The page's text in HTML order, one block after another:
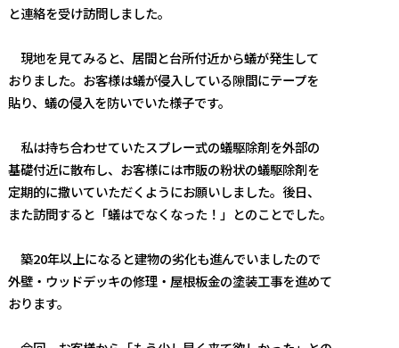
と連絡を受け訪問しました。
現地を見てみると、居間と台所付近から蟻が発生して
おりました。お客様は蟻が侵入している隙間にテープを
貼り、蟻の侵入を防いでいた様子です。
私は持ち合わせていたスプレー式の蟻駆除剤を外部の
基礎付近に散布し、お客様には市販の粉状の蟻駆除剤を
定期的に撒いていただくようにお願いしました。後日、
また訪問すると「蟻はでなくなった！」とのことでした。
築20年以上になると建物の劣化も進んでいましたので
外壁・ウッドデッキの修理・屋根板金の塗装工事を進めて
おります。